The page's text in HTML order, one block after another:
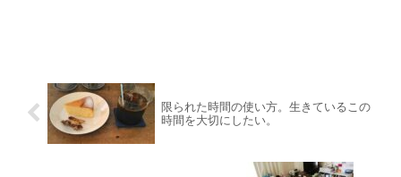
限られた時間の使い方。生きているこの
時間を大切にしたい。